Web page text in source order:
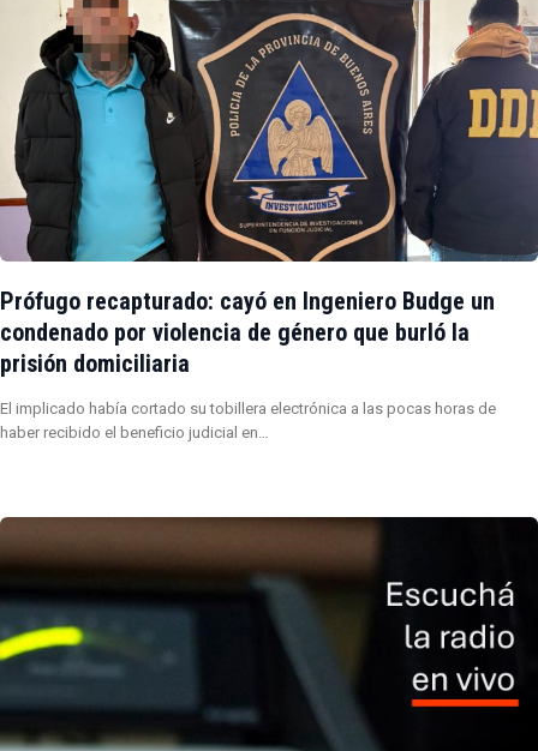
Prófugo recapturado: cayó en Ingeniero Budge un
condenado por violencia de género que burló la
prisión domiciliaria
El implicado había cortado su tobillera electrónica a las pocas horas de
haber recibido el beneficio judicial en…